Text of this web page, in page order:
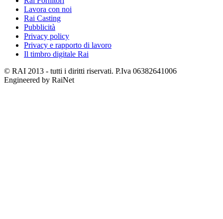
Lavora con noi
Rai Casting
Pubblicità
Privacy policy
Privacy e rapporto di lavoro
Il timbro digitale Rai
© RAI 2013 - tutti i diritti riservati. P.Iva 06382641006
Engineered by RaiNet